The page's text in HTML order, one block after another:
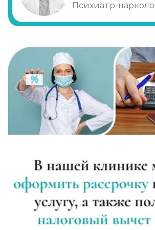
Диагностика алкоголизма
Лечение похмелья
от 1 500 ₽
Экстренное вытрезвление
от 2 000 ₽
Прокапаться от алкоголя
от 2 000 ₽
Круглосуточный вывод из запоя
от 3 500 ₽
Психиатр-